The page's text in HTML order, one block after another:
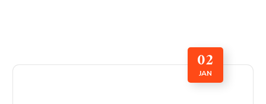
02
JAN